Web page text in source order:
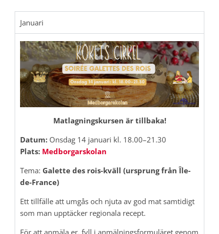
Januari
Matlagningskursen är tillbaka!
Datum: Onsdag 14 januari kl. 18.00–21.30
Plats: Medborgarskolan
Tema: Galette des rois-kväll (ursprung från Île-
de-France)
Ett tillfälle att umgås och njuta av god mat samtidigt
som man upptäcker regionala recept.